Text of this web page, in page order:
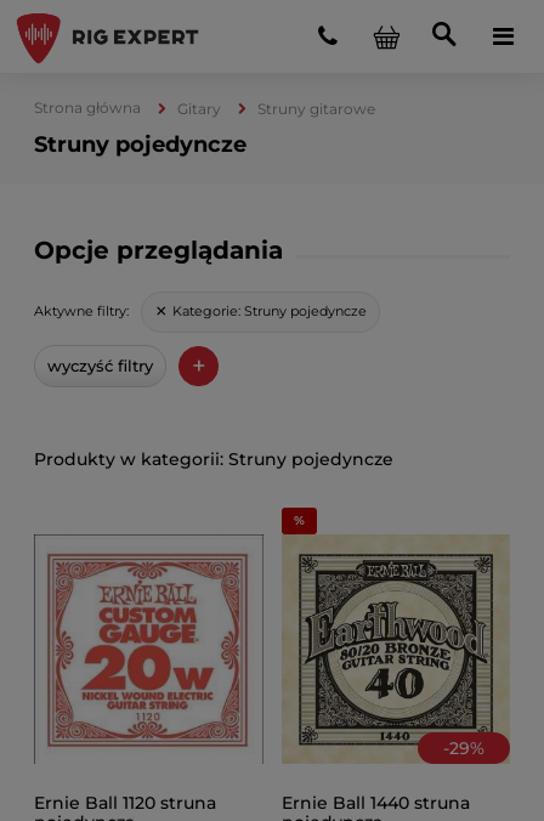
Strona główna Gitary Struny gitarowe
Struny pojedyncze
Opcje przeglądania
Aktywne filtry: Kategorie: Struny pojedyncze
wyczyść filtry +
Struny pojedyncze
Ernie Ball 1120 struna
-29%
Ernie Ball 1440 struna